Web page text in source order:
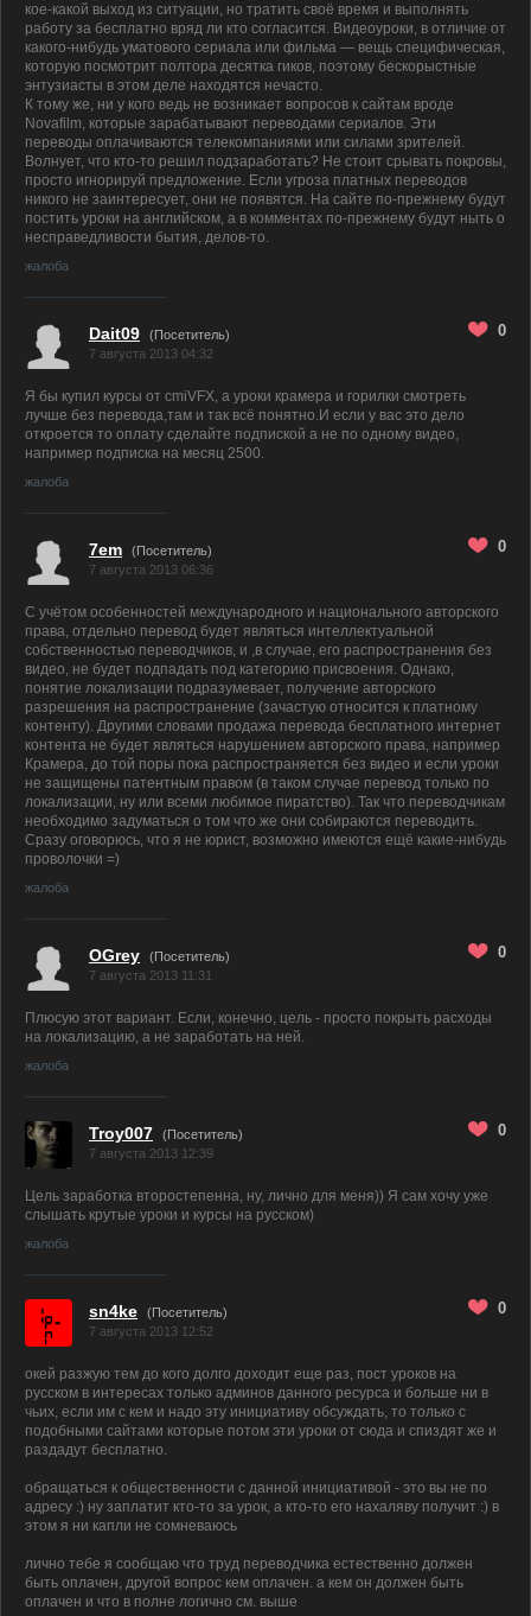
кое-какой выход из ситуации, но тратить своё время и выполнять
работу за бесплатно вряд ли кто согласится. Видеоуроки, в отличие от
какого-нибудь уматового сериала или фильма — вещь специфическая,
которую посмотрит полтора десятка гиков, поэтому бескорыстные
энтузиасты в этом деле находятся нечасто.
К тому же, ни у кого ведь не возникает вопросов к сайтам вроде
Novafilm, которые зарабатывают переводами сериалов. Эти
переводы оплачиваются телекомпаниями или силами зрителей.
Волнует, что кто-то решил подзаработать? Не стоит срывать покровы,
просто игнорируй предложение. Если угроза платных переводов
никого не заинтересует, они не появятся. На сайте по-прежнему будут
постить уроки на английском, а в комментах по-прежнему будут ныть о
несправедливости бытия, делов-то.
жалоба
Dait09
(Посетитель)
7 августа 2013 04:32
0
Я бы купил курсы от cmiVFX, а уроки крамера и горилки смотреть
лучше без перевода,там и так всё понятно.И если у вас это дело
откроется то оплату сделайте подпиской а не по одному видео,
например подписка на месяц 2500.
жалоба
7em
(Посетитель)
7 августа 2013 06:36
0
С учётом особенностей международного и национального авторского
права, отдельно перевод будет являться интеллектуальной
собственностью переводчиков, и ,в случае, его распространения без
видео, не будет подпадать под категорию присвоения. Однако,
понятие локализации подразумевает, получение авторского
разрешения на распространение (зачастую относится к платному
контенту). Другими словами продажа перевода бесплатного интернет
контента не будет являться нарушением авторского права, например
Крамера, до той поры пока распространяется без видео и если уроки
не защищены патентным правом (в таком случае перевод только по
локализации, ну или всеми любимое пиратство). Так что переводчикам
необходимо задуматься о том что же они собираются переводить.
Сразу оговорюсь, что я не юрист, возможно имеются ещё какие-нибудь
проволочки =)
жалоба
OGrey
(Посетитель)
7 августа 2013 11:31
0
Плюсую этот вариант. Если, конечно, цель - просто покрыть расходы
на локализацию, а не заработать на ней.
жалоба
Troy007
(Посетитель)
7 августа 2013 12:39
0
Цель заработка второстепенна, ну, лично для меня)) Я сам хочу уже
слышать крутые уроки и курсы на русском)
жалоба
sn4ke
(Посетитель)
7 августа 2013 12:52
0
окей разжую тем до кого долго доходит еще раз, пост уроков на
русском в интересах только админов данного ресурса и больше ни в
чьих, если им с кем и надо эту инициативу обсуждать, то только с
подобными сайтами которые потом эти уроки от сюда и спиздят же и
раздадут бесплатно.
обращаться к общественности с данной инициативой - это вы не по
адресу :) ну заплатит кто-то за урок, а кто-то его нахаляву получит :) в
этом я ни капли не сомневаюсь
лично тебе я сообщаю что труд переводчика естественно должен
быть оплачен, другой вопрос кем оплачен. а кем он должен быть
оплачен и что в полне логично см. выше